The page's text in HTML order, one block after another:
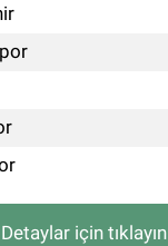
Detaylar için tıklayın